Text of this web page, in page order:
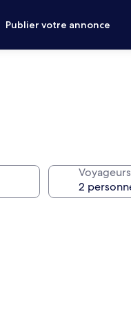
Publier votre annonce
Voyageurs